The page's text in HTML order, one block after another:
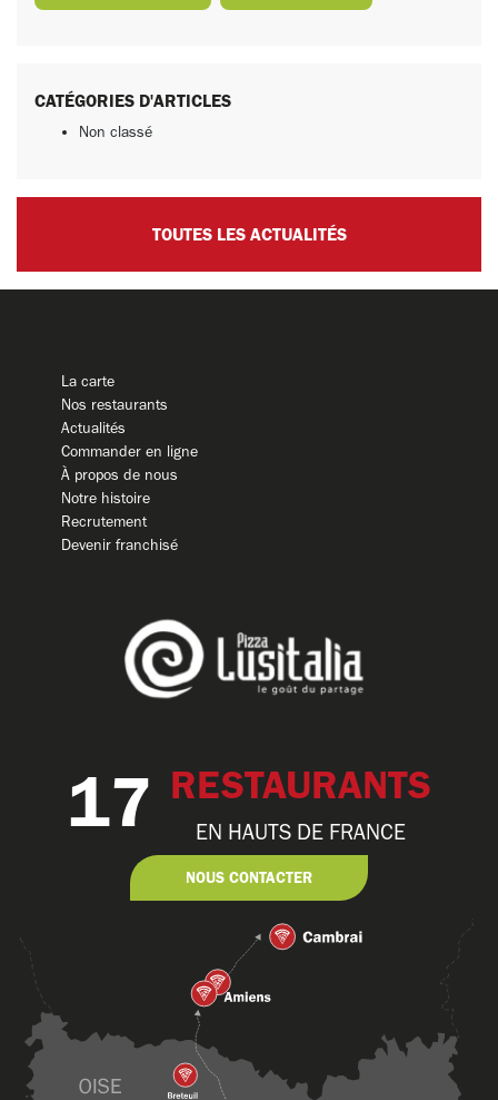
CATÉGORIES D'ARTICLES
Non classé
TOUTES LES ACTUALITÉS
La carte
Nos restaurants
Actualités
Commander en ligne
À propos de nous
Notre histoire
Recrutement
Devenir franchisé
17 RESTAURANTS
EN HAUTS DE FRANCE
NOUS CONTACTER